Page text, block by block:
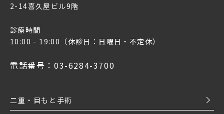
2-14喜久屋ビル9階
診療時間
10:00 - 19:00 （休診日：日曜日・不定休）
電話番号：03-6284-3700
二重・目もと手術